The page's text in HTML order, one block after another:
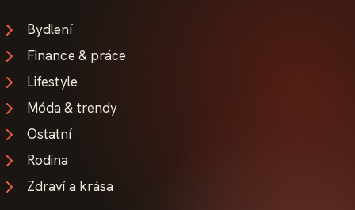
Bydlení
Finance & práce
Lifestyle
Móda & trendy
Ostatní
Rodina
Zdraví a krása